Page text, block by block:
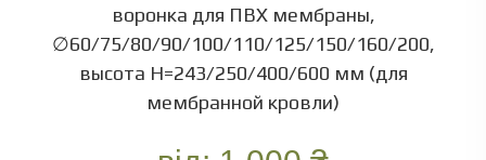
воронка для ПВХ мембраны,
∅60/75/80/90/100/110/125/150/160/200,
высота Н=243/250/400/600 мм (для
мембранной кровли)